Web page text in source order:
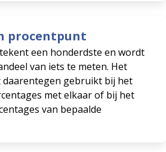
procentpunt
een honderdste en wordt
van iets te meten. Het
gebruikt bij het
met elkaar of bij het
van bepaalde